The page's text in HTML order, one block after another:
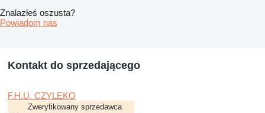
Znalazłeś oszusta?
Powiadom nas
Kontakt do sprzedającego
F.H.U. CZYLEKO
Zweryfikowany sprzedawca